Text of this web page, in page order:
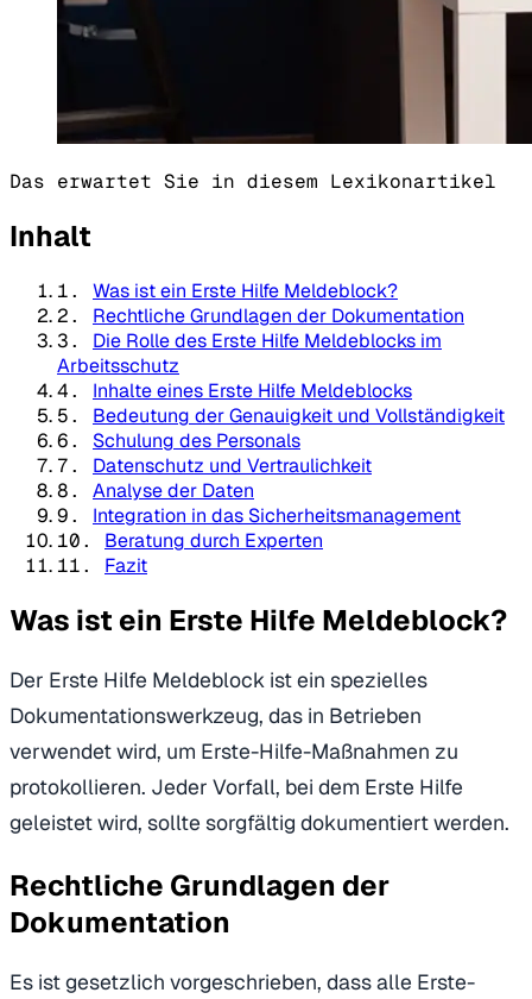
Das erwartet Sie in diesem Lexikonartikel
Inhalt
1. Was ist ein Erste Hilfe Meldeblock?
2. Rechtliche Grundlagen der Dokumentation
3. Die Rolle des Erste Hilfe Meldeblocks im
Arbeitsschutz
4. Inhalte eines Erste Hilfe Meldeblocks
5. Bedeutung der Genauigkeit und Vollständigkeit
6. Schulung des Personals
7. Datenschutz und Vertraulichkeit
8. Analyse der Daten
9. Integration in das Sicherheitsmanagement
10. Beratung durch Experten
11. Fazit
Was ist ein Erste Hilfe Meldeblock?
Der Erste Hilfe Meldeblock ist ein spezielles
Dokumentationswerkzeug, das in Betrieben
verwendet wird, um Erste-Hilfe-Maßnahmen zu
protokollieren. Jeder Vorfall, bei dem Erste Hilfe
geleistet wird, sollte sorgfältig dokumentiert werden.
Rechtliche Grundlagen der
Dokumentation
Es ist gesetzlich vorgeschrieben, dass alle Erste-